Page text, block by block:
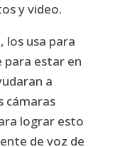
y video.
los usa para
estar en
a
cámaras
lograr esto
de voz de